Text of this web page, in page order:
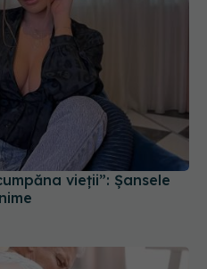
vieții”: Șansele